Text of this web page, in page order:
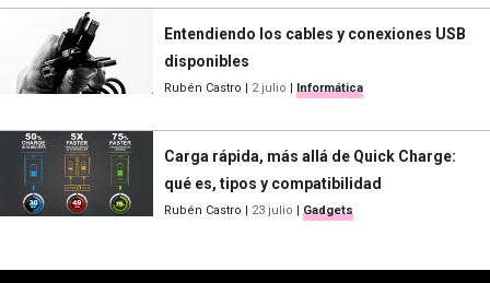
Entendiendo los cables y conexiones USB
disponibles
Rubén Castro | 2 julio | Informática
Carga rápida, más allá de Quick Charge:
qué es, tipos y compatibilidad
Rubén Castro | 23 julio | Gadgets